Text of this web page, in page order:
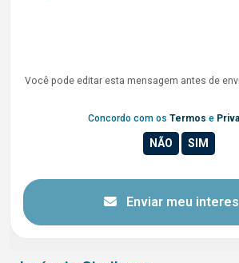
Você pode editar esta mensagem antes de
Concordo com os Termos e
Enviar meu